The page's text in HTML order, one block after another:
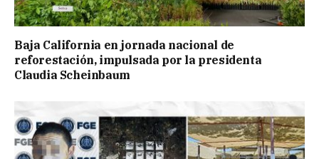
Baja California en jornada nacional de
reforestación, impulsada por la presidenta
Claudia Scheinbaum